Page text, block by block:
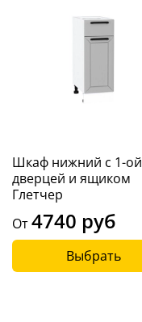
Шкаф нижний с 1-ой
дверцей и ящиком
Глетчер
От4740 руб
Выбрать